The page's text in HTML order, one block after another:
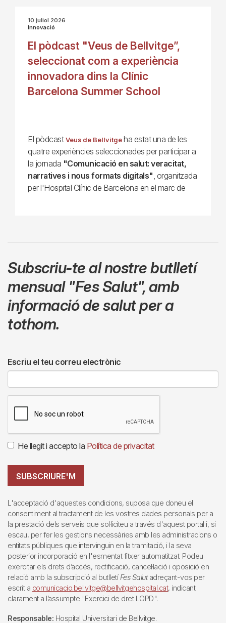
10 juliol 2026
Innovació
El pòdcast "Veus de Bellvitge”,
seleccionat com a experiència
innovadora dins la Clínic
Barcelona Summer School
El pòdcast Veus de Bellvitgeha estat una de les
quatre experiències seleccionades per participar a
la jornada "Comunicació en salut: veracitat,
narratives i nous formats digitals" , organitzada
per l'Hospital Clínic de Barcelona en el marc de
Subscriu-te al nostre butlletí
mensual "Fes Salut",amb
informació de salut per a
tothom.
Escriu el teu correu electrònic
He llegit i accepto la Política de privacitat
SUBSCRIURE'M
L'acceptació d'aquestes condicions, suposa que doneu el
consentiment al tractament de les vostres dades personals per a
la prestació dels serveis que sol·liciteu a través d'aquest portal i, si
escau, per fer les gestions necessàries amb les administracions o
entitats públiques que intervinguin en la tramitació, i la seva
posterior incorporació en l'esmentat fitxer automatitzat. Podeu
exercitar els drets d’accés, rectificació, cancel·lació i oposició en
relació amb la subscripció al butlletí Fes Salutadreçant-vos per
escrit a comunicacio.bellvitge@bellvitgehospital.cat, indicant
clarament a l’assumpte "Exercici de dret LOPD".
Responsable: Hospital Universitari de Bellvitge.